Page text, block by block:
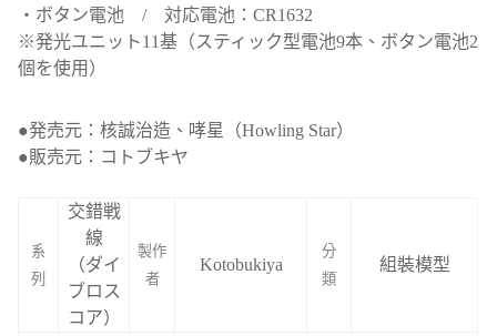
・ボタン電池 / 対応電池：CR1632
※発光ユニット11基（スティック型電池9本、ボタン電池2
個を使用）
●発売元：核誠治造、哮星（Howling Star）
●販売元：コトブキヤ
系
列
交錯戦
線
（ダイ
ブロス
コア）
製作
者
Kotobukiya
分
類
組裝模型